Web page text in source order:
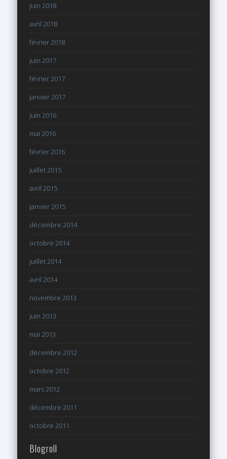
juin 2018
avril 2018
février 2018
juin 2017
février 2017
janvier 2017
juin 2016
mai 2016
février 2016
juillet 2015
avril 2015
janvier 2015
décembre 2014
octobre 2014
juillet 2014
avril 2014
novembre 2013
juin 2013
mai 2013
décembre 2012
octobre 2012
mars 2012
décembre 2011
octobre 2011
Blogroll